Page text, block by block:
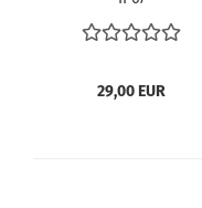
29,00 EUR